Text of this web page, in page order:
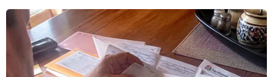
Theo dõi VietnamPlus